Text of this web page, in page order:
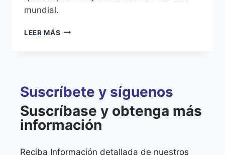
mundial.
LEER MÁS
Suscríbete y síguenos
Suscríbase y obtenga más
información
Reciba Información detallada de nuestros